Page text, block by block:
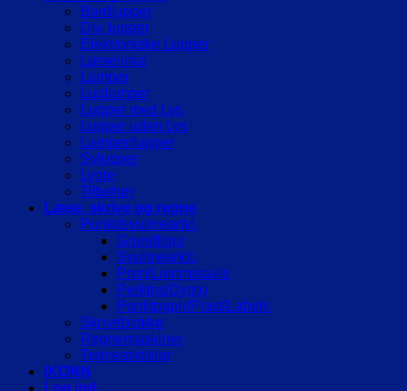
Bordlupper
Div. lupper
Elektroniske Lupper
Læselinial
Lamper
Luplamper
Lupper med Lys
Lupper uden Lys
Lamper/lupper
Sylupper
Lygte
Tilbehør
Læse, skrive og regne
Punkt/svulmeartkl.
Grundfigur
Svulmearktl.
Pren/Lommetavle
Perkins/Dymo
Punktpapir/Plast/Labels
Skriveblokke
Regnemaskiner
Tegnearktikler
IKONN